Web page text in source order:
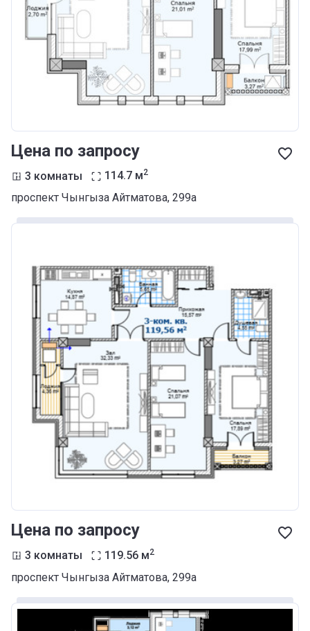
Цена по запросу
3 комнаты 114.7 м2
проспект Чынгыза Айтматова, 299а
Цена по запросу
3 комнаты 119.56 м2
проспект Чынгыза Айтматова, 299а